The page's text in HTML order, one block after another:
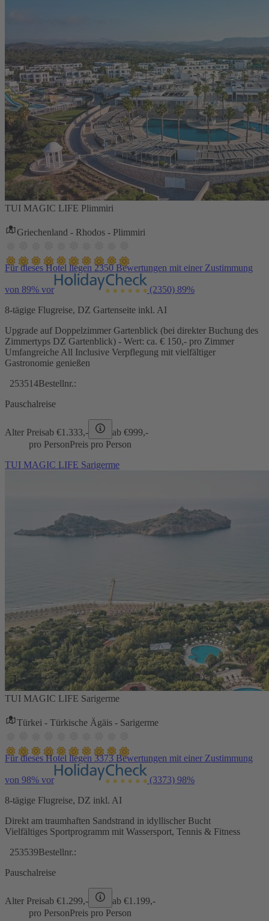
TUI MAGIC LIFE Plimmiri
Griechenland - Rhodos - Plimmiri
Für dieses Hotel liegen 2350 Bewertungen mit einer Zustimmung
von 89% vor (2350) 89%
8-tägige Flugreise, DZ Gartenseite inkl. AI
Upgrade auf Doppelzimmer Gartenblick (bei direkter Buchung des
Zimmertyps DZ Gartenblick) - Wert: ca. € 150,- pro Zimmer
Umfangreiche All Inclusive Verpflegung mit vielfältiger
Gastronomie genießen
253514Bestellnr.:
Pauschalreise
Alter Preisab €1.333,- ab €999,-
pro PersonPreis pro Person
TUI MAGIC LIFE Sarigerme
TUI MAGIC LIFE Sarigerme
Türkei - Türkische Ägäis - Sarigerme
Für dieses Hotel liegen 3373 Bewertungen mit einer Zustimmung
von 98% vor (3373) 98%
8-tägige Flugreise, DZ inkl. AI
Direkt am traumhaften Sandstrand in idyllischer Bucht
Vielfältiges Sportprogramm mit Wassersport, Tennis & Fitness
253539Bestellnr.:
Pauschalreise
Alter Preisab €1.299,- ab €1.199,-
pro PersonPreis pro Person